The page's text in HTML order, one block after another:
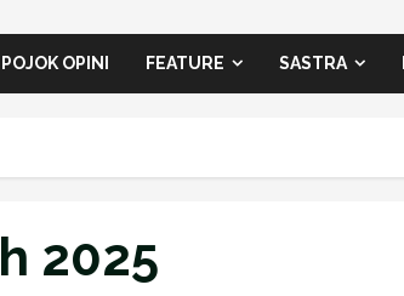
POJOK OPINI FEATURE SASTRA
2025